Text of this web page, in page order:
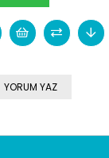
YORUM YAZ